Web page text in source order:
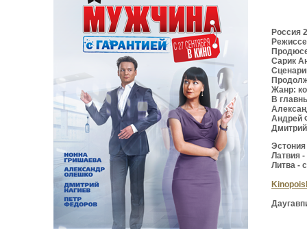
Россия
Сарик
Жанр:
В
Андрей
Эстония
Латвия -
Литва -